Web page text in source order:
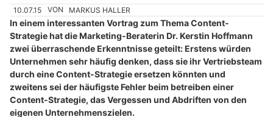
10.07.15 VON MARKUS HALLER
In einem interessanten Vortrag zum Thema Content-
Strategie hat die Marketing-Beraterin Dr. Kerstin Hoffmann
zwei überraschende Erkenntnisse geteilt: Erstens würden
Unternehmen sehr häufig denken, dass sie ihr Vertriebsteam
durch eine Content-Strategie ersetzen könnten und
zweitens sei der häufigste Fehler beim betreiben einer
Content-Strategie, das Vergessen und Abdriften von den
eigenen Unternehmenszielen.